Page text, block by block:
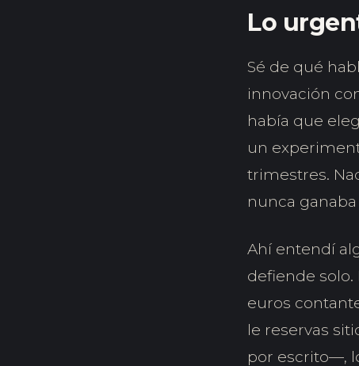
Lo
Sé de qué
innovación
había que
un
trimestres.
nunca
Ahí entendí
defiende
euros
le reservas
por escrito—,